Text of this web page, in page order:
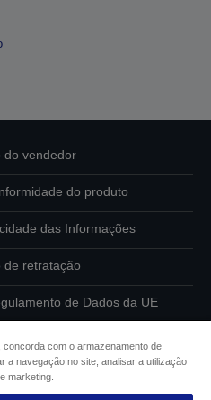
do vendedor
do produto
das Informações
de retratação
de Dados da UE
sobre cookies
com o armazenamento de
a navegação no site, analisar a utilização
marketing.